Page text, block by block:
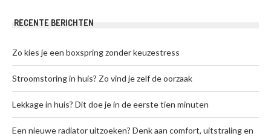
RECENTE BERICHTEN
Zo kies je een boxspring zonder keuzestress
Stroomstoring in huis? Zo vind je zelf de oorzaak
Lekkage in huis? Dit doe je in de eerste tien minuten
Een nieuwe radiator uitzoeken? Denk aan comfort, uitstraling en